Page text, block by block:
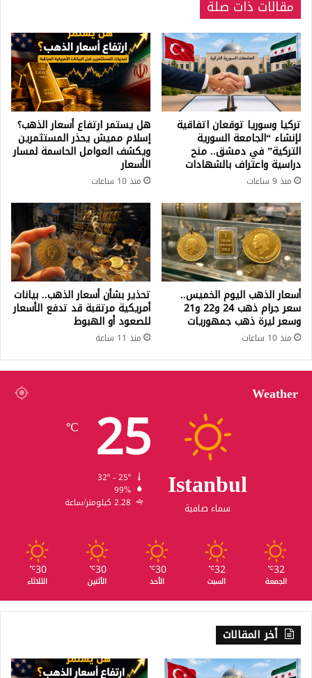
مقالات ذات صلة
تركيا وسوريا توقعان اتفاقية
لإنشاء “الجامعة السورية
التركية” في دمشق.. منح
دراسية واعتراف بالشهادات
منذ 9 ساعات
هل يستمر ارتفاع أسعار الذهب؟
إسلام مميش يحذر المستثمرين
ويكشف العوامل الحاسمة لمسار
الأسعار
منذ 10 ساعات
أسعار الذهب اليوم الخميس..
سعر جرام ذهب 24 و22 و21
وسعر ليرة ذهب جمهوريات
منذ 10 ساعات
تحذير بشأن أسعار الذهب.. بيانات
أمريكية مرتقبة قد تدفع الأسعار
للصعود أو الهبوط
منذ 11 ساعة
Weather
Istanbul
سماء صافية
25
℃
99%
2.28 كيلومتر/ساعة
32
℃
الجمعة
32
℃
السبت
30
℃
الأحد
30
℃
الأثنين
30
℃
الثلاثاء
أخر المقالات